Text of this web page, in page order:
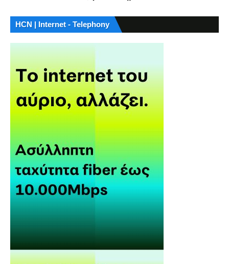
HCN | Internet - Telephony